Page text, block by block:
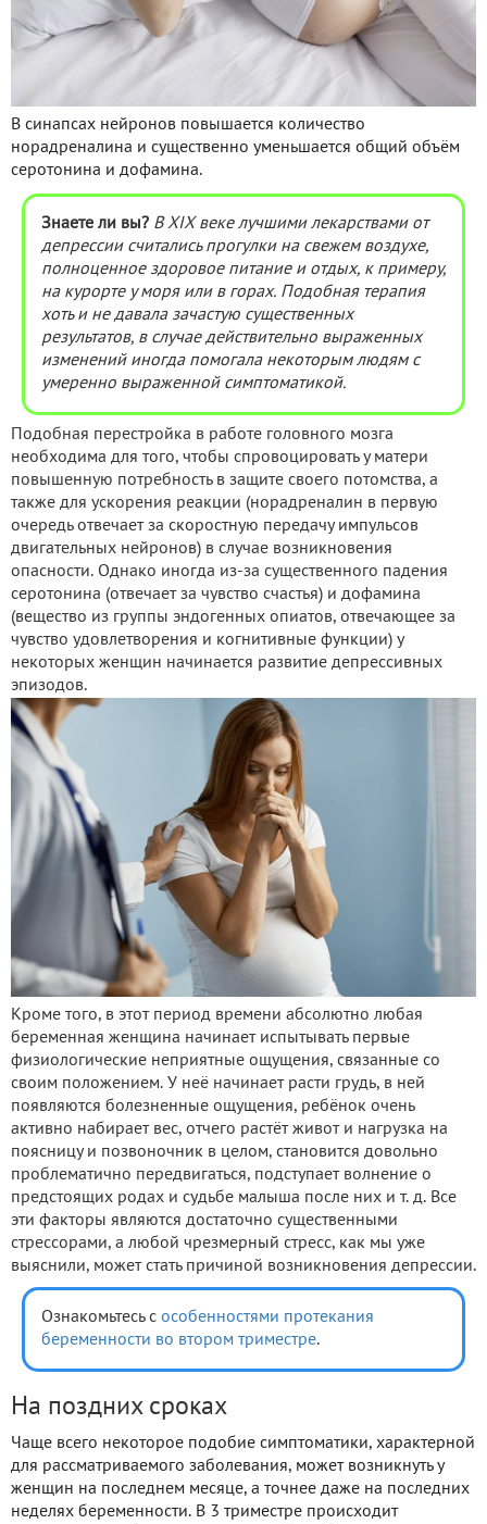
В синапсах нейронов повышается количество
норадреналина и существенно уменьшается общий объём
серотонина и дофамина.
Знаете ли вы? В XIX веке лучшими лекарствами от
депрессии считались прогулки на свежем воздухе,
полноценное здоровое питание и отдых, к примеру,
на курорте у моря или в горах. Подобная терапия
хоть и не давала зачастую существенных
результатов, в случае действительно выраженных
изменений иногда помогала некоторым людям с
умеренно выраженной симптоматикой.
Подобная перестройка в работе головного мозга
необходима для того, чтобы спровоцировать у матери
повышенную потребность в защите своего потомства, а
также для ускорения реакции (норадреналин в первую
очередь отвечает за скоростную передачу импульсов
двигательных нейронов) в случае возникновения
опасности. Однако иногда из-за существенного падения
серотонина (отвечает за чувство счастья) и дофамина
(вещество из группы эндогенных опиатов, отвечающее за
чувство удовлетворения и когнитивные функции) у
некоторых женщин начинается развитие депрессивных
эпизодов.
Кроме того, в этот период времени абсолютно любая
беременная женщина начинает испытывать первые
физиологические неприятные ощущения, связанные со
своим положением. У неё начинает расти грудь, в ней
появляются болезненные ощущения, ребёнок очень
активно набирает вес, отчего растёт живот и нагрузка на
поясницу и позвоночник в целом, становится довольно
проблематично передвигаться, подступает волнение о
предстоящих родах и судьбе малыша после них и т. д. Все
эти факторы являются достаточно существенными
стрессорами, а любой чрезмерный стресс, как мы уже
выяснили, может стать причиной возникновения депрессии.
Ознакомьтесь с особенностями протекания
беременности во втором триместре.
На поздних сроках
Чаще всего некоторое подобие симптоматики, характерной
для рассматриваемого заболевания, может возникнуть у
женщин на последнем месяце, а точнее даже на последних
неделях беременности. В 3 триместре происходит